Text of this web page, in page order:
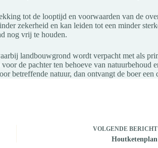
tot de looptijd en voorwaarden van de
zekerheid en kan leiden tot een minder
nog vrij te houden.
landbouwgrond wordt verpacht met als
de pachter ten behoeve van
betreffende natuur, dan ontvangt de boer
VOLGENDE BERICHT
Houtketenplan